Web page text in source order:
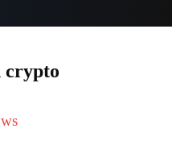
crypto